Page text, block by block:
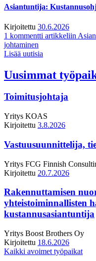
Asiantuntija:
Kirjoitettu 30.6.2026
1 kommentti artikkeliin
johtaminen
Lisää uutisia
Uusimmat
Toimitusjohtaja
Yritys KOAS
Kirjoitettu 3.8.2026
Vastuusuunnittelija,
Yritys FCG Finnish
Kirjoitettu 20.7.2026
Rakennuttamisen
yhteistoiminnallisten
kustannusasiantuntija
Yritys Boost Brothers Oy
Kirjoitettu 18.6.2026
Kaikki avoimet työpaikat